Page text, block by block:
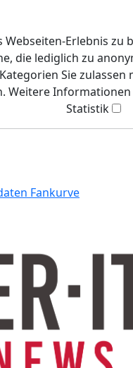
Erlebnis
die lediglich zu
Sie
Weitere
Statistik
Fankurve